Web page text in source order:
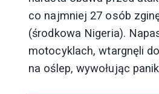
co najmniej 27 osób
(środkowa Nigeria).
motocyklach, wtargnęli
na oślep, wywołując